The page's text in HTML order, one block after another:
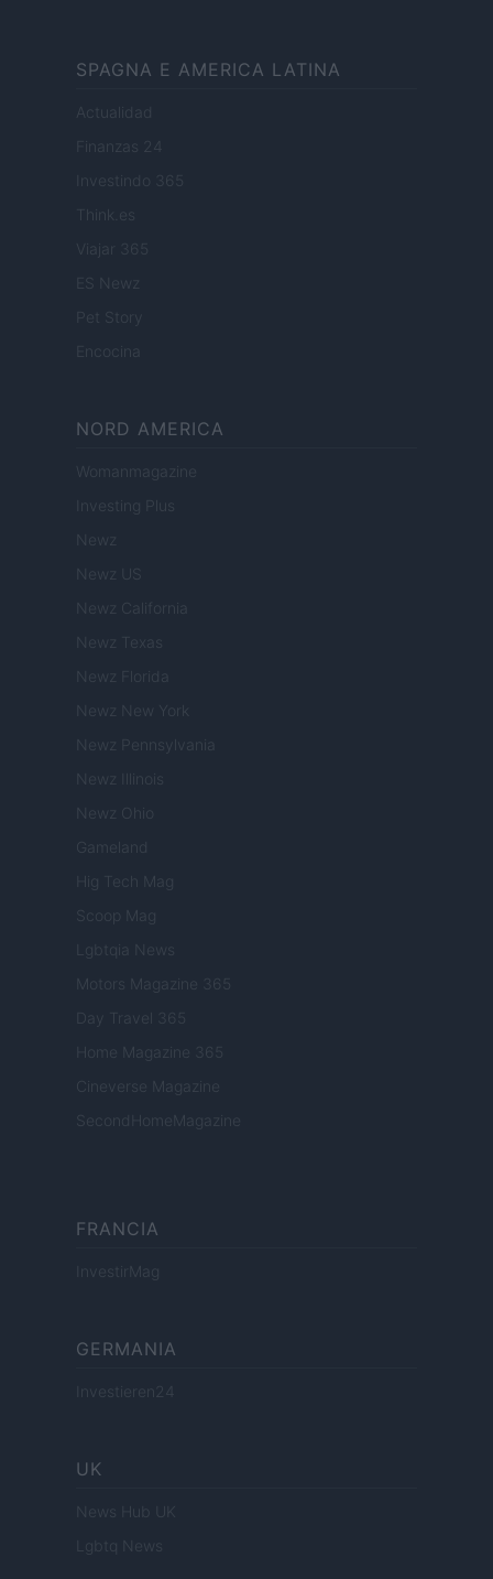
SPAGNA E AMERICA LATINA
Actualidad
Finanzas 24
Investindo 365
Viajar 365
ES Newz
Pet Story
Encocina
NORD AMERICA
Womanmagazine
Investing Plus
Newz
Newz US
Newz California
Newz Texas
Newz Florida
Newz New York
Newz Pennsylvania
Newz Illinois
Newz Ohio
Gameland
Hig Tech Mag
Scoop Mag
Lgbtqia News
Motors Magazine 365
Day Travel 365
Home Magazine 365
Cineverse Magazine
SecondHomeMagazine
FRANCIA
InvestirMag
GERMANIA
Investieren24
UK
News Hub UK
Lgbtq News